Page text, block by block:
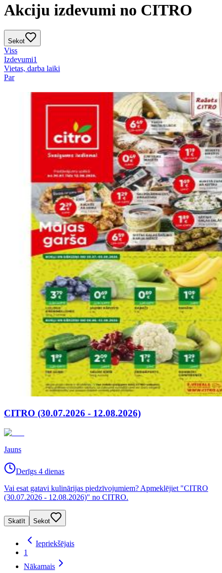
Akciju izdevumi no CITRO
Sekot
Viss
Izdevumi1
Vietas, darba laiki
Par
CITRO (30.07.2026 - 12.08.2026)
Jauns
Derīgs 4 dienas
Vai esat gatavi kulinārijas piedzīvojumiem? Apmeklējiet "CITRO
(30.07.2026 - 12.08.2026)" no CITRO.
Skatīt Sekot
Iepriekšējais
1
Nākamais